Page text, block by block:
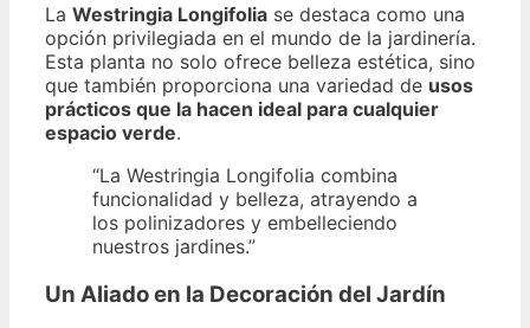
La Westringia Longifolia se destaca como una
opción privilegiada en el mundo de la jardinería.
Esta planta no solo ofrece belleza estética, sino
que también proporciona una variedad de usos
prácticos que la hacen ideal para cualquier
espacio verde.
“La Westringia Longifolia combina
funcionalidad y belleza, atrayendo a
los polinizadores y embelleciendo
nuestros jardines.”
Un Aliado en la Decoración del Jardín